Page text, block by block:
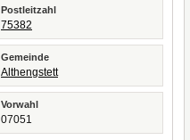
Postleitzahl
75382
Gemeinde
Althengstett
Vorwahl
07051